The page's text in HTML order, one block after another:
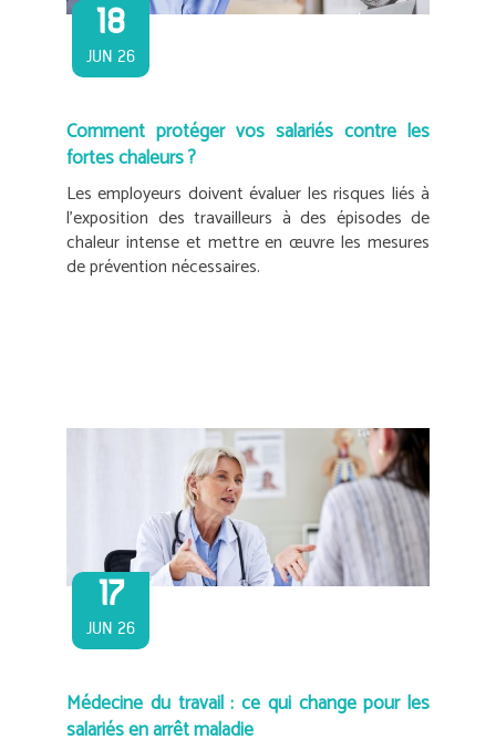
18
JUN 26
Comment protéger vos salariés contre les
fortes chaleurs ?
Les employeurs doivent évaluer les risques liés à
l’exposition des travailleurs à des épisodes de
chaleur intense et mettre en œuvre les mesures
de prévention nécessaires.
17
JUN 26
Médecine du travail : ce qui change pour les
salariés en arrêt maladie